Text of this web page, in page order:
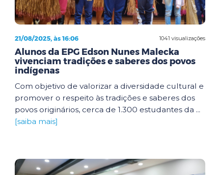
1041 visualizações
21/08/2025, às 16:06
Alunos da EPG Edson Nunes Malecka
vivenciam tradições e saberes dos povos
indígenas
Com objetivo de valorizar a diversidade cultural e
promover o respeito às tradições e saberes dos
povos originários, cerca de 1.300 estudantes da ...
[saiba mais]